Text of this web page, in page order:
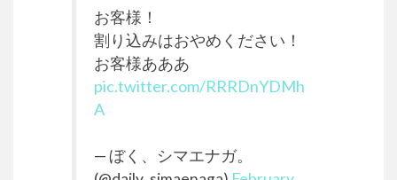
お客様！
割り込みはおやめください！
お客様あああ
pic.twitter.com/RRRDnYDMh
A
— ぼく、シマエナガ。